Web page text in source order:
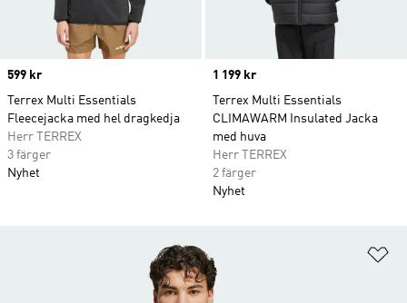
Price
599 kr
Terrex Multi Essentials
Fleecejacka med hel dragkedja
Herr TERREX
3 färger
Nyhet
Price
1 199 kr
Terrex Multi Essentials
CLIMAWARM Insulated Jacka
med huva
Herr TERREX
2 färger
Nyhet